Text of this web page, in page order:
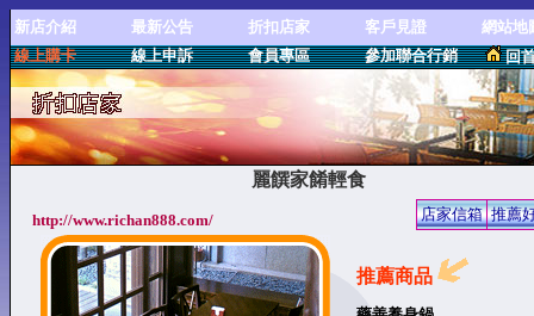
新店介紹 最新公告 折扣店家 客戶見證
網站地
線上購卡
線上申訴 會員專區 參加聯合行銷 回
麗饌家餚輕食
http://www.richan888.com/ 店家信箱 推薦
推薦商品